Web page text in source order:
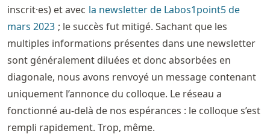
inscrit·es) et avec la newsletter de Labos1point5 de
mars 2023 ; le succès fut mitigé. Sachant que les
multiples informations présentes dans une newsletter
sont généralement diluées et donc absorbées en
diagonale, nous avons renvoyé un message contenant
uniquement l’annonce du colloque. Le réseau a
fonctionné au-delà de nos espérances : le colloque s’est
rempli rapidement. Trop, même.